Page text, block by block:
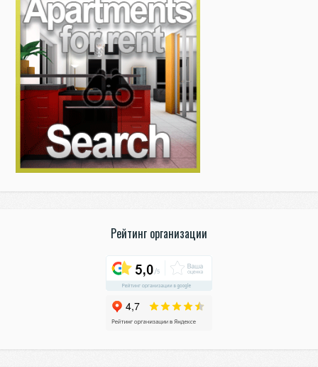
Рейтинг организации